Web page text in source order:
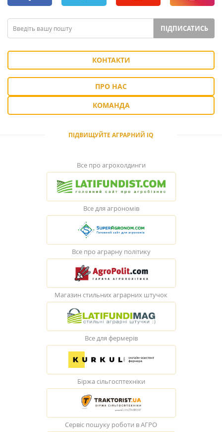
ПІДПИСАТИСЬ
КОНТАКТИ
ПРО НАС
КОМАНДА
ПІДВИЩУЙТЕ АГРАРНИЙ IQ
Все про агрохолдинги
Все для агрономів
Все про аграрну політику
Магазин стильних аграрних штучок
Все для фермерів
Біржа сільгосптехніки
Сервіс пошуку роботи в АГРО